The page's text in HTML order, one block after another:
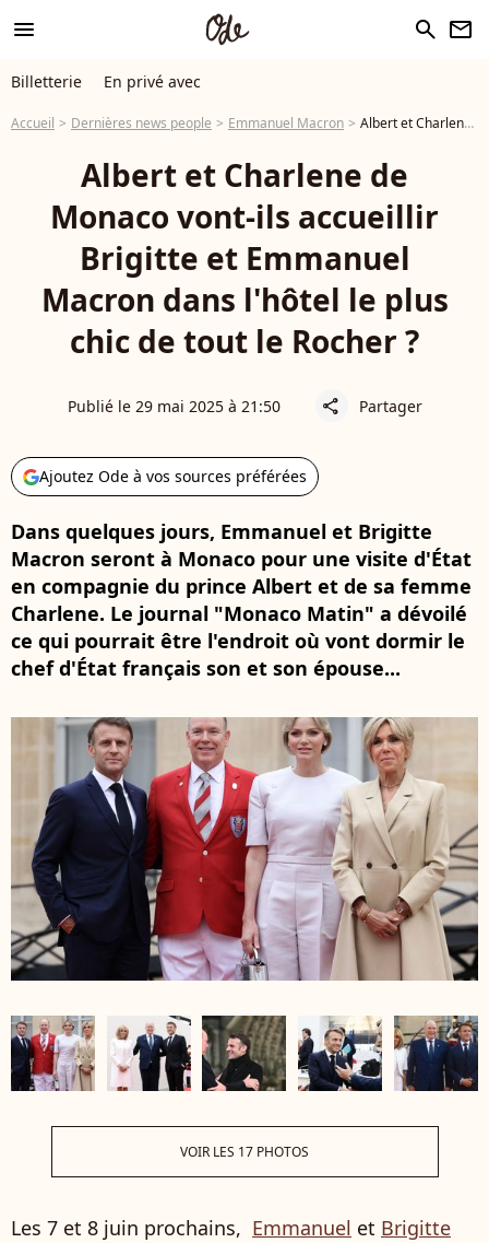
menu search newsletter
Billetterie En privé avec
Accueil Dernières news people Emmanuel Macron Albert et Charlene de Monaco vont-ils accueillir Brigitte et Emmanuel Macron dans l'hôtel le plus chic de tout le Rocher ?
Albert et Charlene de
Monaco vont-ils accueillir
Brigitte et Emmanuel
Macron dans l'hôtel le plus
chic de tout le Rocher ?
Publié le 29 mai 2025 à 21:50 share Partager
Ajoutez Ode à vos sources préférées
Dans quelques jours, Emmanuel et Brigitte
Macron seront à Monaco pour une visite d'État
en compagnie du prince Albert et de sa femme
Charlene. Le journal "Monaco Matin" a dévoilé
ce qui pourrait être l'endroit où vont dormir le
chef d'État français son et son épouse...
VOIR LES 17 PHOTOS
Les 7 et 8 juin prochains, Emmanuel et Brigitte